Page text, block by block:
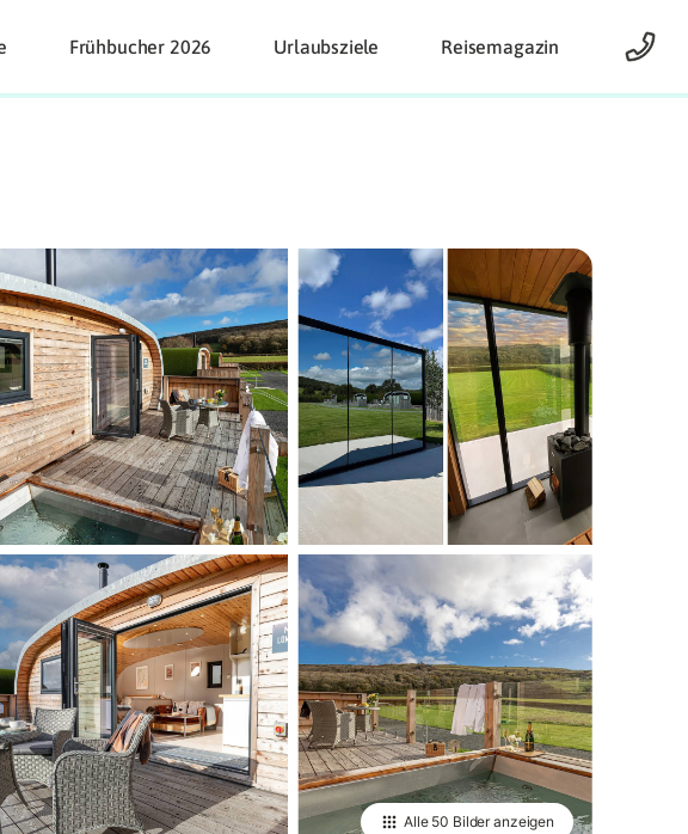
Frühbucher 2026 Urlaubsziele Reisemagazin
Alle 50 Bilderanzeigen